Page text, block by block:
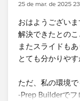
25 de mar. de 2025
おはようございま
解決できたとの
またスライドも
とても分かりやす
ただ、私の環境
-Prep Builderでフ